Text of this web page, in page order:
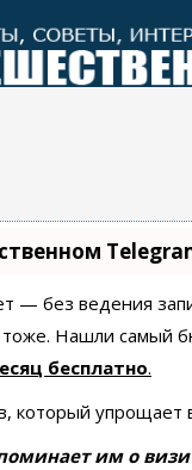
— без ведения
тоже. Нашли самый
бесплатно.
который упрощает
им о